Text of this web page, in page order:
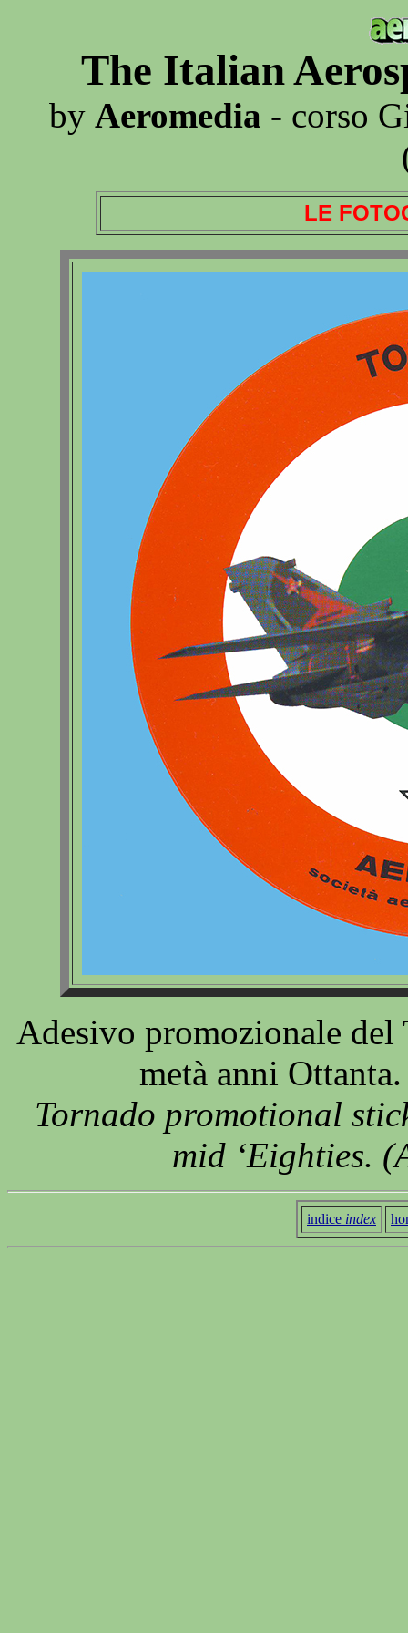
The Italian
by Aeromedia - corso
LE
Adesivo promozionale
metà anni
Tornado promotional
mid ‘Eighties.
indice index